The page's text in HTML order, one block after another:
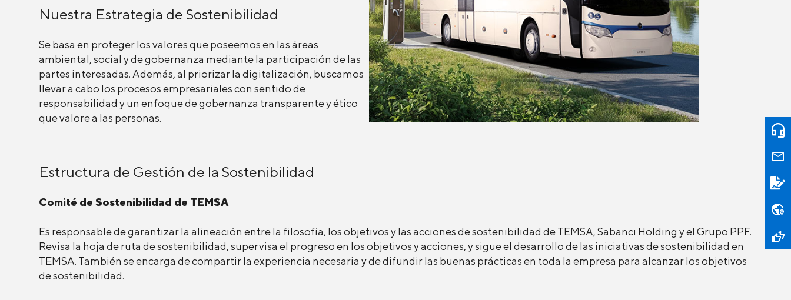
Nuestra Estrategia de Sostenibilidad
Se basa en proteger los valores que poseemos en las áreas
ambiental, social y de gobernanza mediante la participación de las
partes interesadas. Además, al priorizar la digitalización, buscamos
llevar a cabo los procesos empresariales con sentido de
responsabilidad y un enfoque de gobernanza transparente y ético
que valore a las personas.
Estructura de Gestión de la Sostenibilidad
Comité de Sostenibilidad de TEMSA
Es responsable de garantizar la alineación entre la filosofía, los objetivos y las acciones de sostenibilidad de TEMSA, Sabancı Holding y el Grupo PPF.
Revisa la hoja de ruta de sostenibilidad, supervisa el progreso en los objetivos y acciones, y sigue el desarrollo de las iniciativas de sostenibilidad en
TEMSA. También se encarga de compartir la experiencia necesaria y de difundir las buenas prácticas en toda la empresa para alcanzar los objetivos
de sostenibilidad.